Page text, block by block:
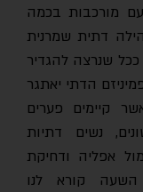
בכמה
דתית שמרנית
שנרצה להגדיר
הדתי יאתגר
פערים
נשים דתיות
ודחיקת
קורא לנו